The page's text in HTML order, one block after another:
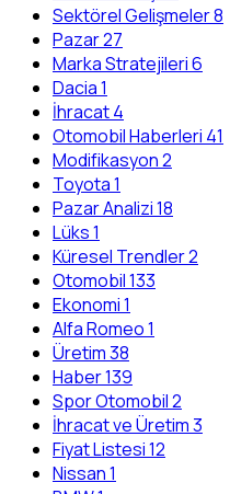
Sektörel Gelişmeler8
Pazar27
Marka Stratejileri6
Dacia1
İhracat4
Otomobil Haberleri 41
Modifikasyon2
Toyota1
Pazar Analizi18
Lüks1
Küresel Trendler2
Otomobil133
Ekonomi1
Alfa Romeo1
Üretim38
Haber139
Spor Otomobil2
İhracat ve Üretim3
Fiyat Listesi12
Nissan1